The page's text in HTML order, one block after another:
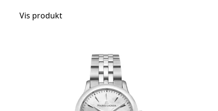
Vis produkt